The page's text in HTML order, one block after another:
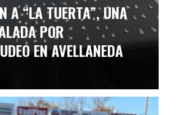
A “LA TUERTA”, UNA
POR
EN AVELLANEDA